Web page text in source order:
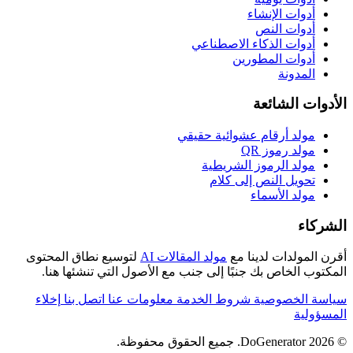
أدوات الإنشاء
أدوات النص
أدوات الذكاء الاصطناعي
أدوات المطورين
المدونة
الأدوات الشائعة
مولد أرقام عشوائية حقيقي
مولد رموز QR
مولد الرموز الشريطية
تحويل النص إلى كلام
مولد الأسماء
الشركاء
أقرن المولدات لدينا مع مولد المقالات AI
لتوسيع نطاق المحتوى
المكتوب الخاص بك جنبًا إلى جنب مع الأصول التي تنشئها هنا.
سياسة الخصوصية شروط الخدمة معلومات عنا اتصل بنا إخلاء
المسؤولية
© 2026 DoGenerator. جميع الحقوق محفوظة.